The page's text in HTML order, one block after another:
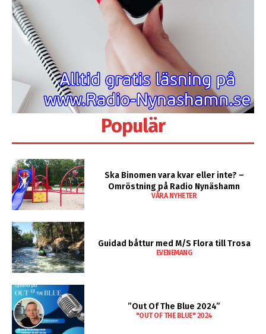
Populär
Ska Binomen vara kvar eller inte? –
Omröstning på Radio Nynäshamn
VÅRA NYHETER
Guidad båttur med M/S Flora till Trosa
EVENEMANG
”Out Of The Blue 2024”
"OUT OF THE BLUE" 2024